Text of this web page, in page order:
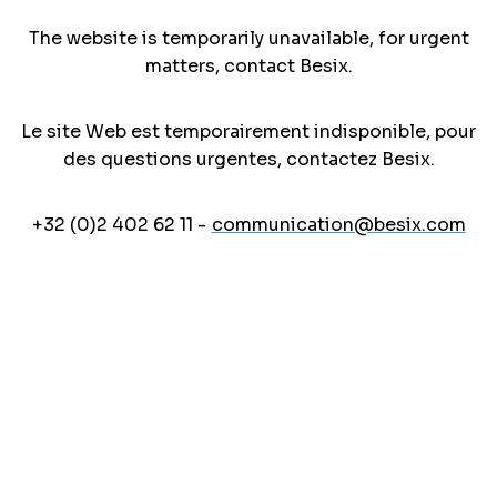
The website is temporarily unavailable, for urgent
matters, contact Besix.
Le site Web est temporairement indisponible, pour
des questions urgentes, contactez Besix.
+32 (0)2 402 62 11 - communication@besix.com